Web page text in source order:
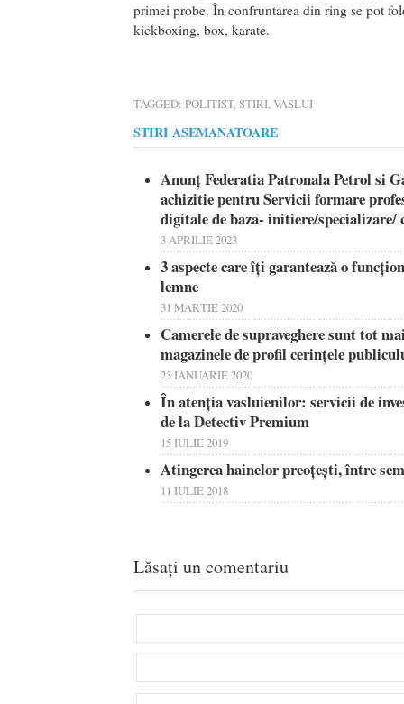
primei probe. În confruntarea din ring se pot
kickboxing, box, karate.
TAGGED: POLITIST,STIRI,VASLUI
STIRI ASEMANATOARE
Anunț Federatia Patronala Petrol si
achizitie pentru Servicii formare
digitale de baza- initiere/specializare/
3 APRILIE 2023
3 aspecte care îți garantează o
lemne
31 MARTIE 2020
Camerele de supraveghere sunt tot
magazinele de profil cerințele
23 IANUARIE 2020
În atenția vasluienilor: servicii de
de la Detectiv Premium
15 IULIE 2019
Atingerea hainelor preoțești, între
11 IULIE 2018
Lăsați un comentariu